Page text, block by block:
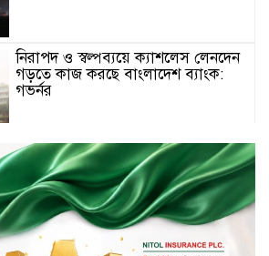
নিরাপদ ও স্বল্পব্যয়ে ক্যাশলেস লেনদেন
গড়তে কাজ করছে বাংলাদেশ ব্যাংক:
গভর্নর
জীবননগর সীমান্ত দিয়ে ভারতে অবৈধ
অনুপ্রবেশের সময় ৮ বাংলাদেশি নারী
আটক
মাধবপুর গৃহবধূর ঝুলন্ত মরদেহ উদ্ধার
করছে পুলিশ